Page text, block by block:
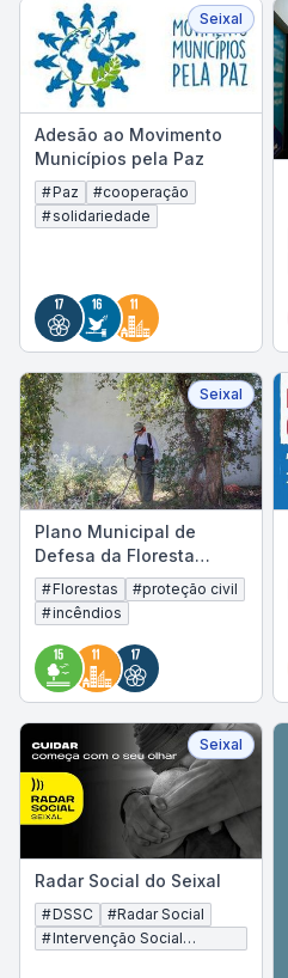
Seixal
Adesão ao Movimento
Municípios pela Paz
#Paz #cooperação
#solidariedade
Seixal
Plano Municipal de
Defesa da Floresta
contra Incêndios -
PMDFCI Seixal
#Florestas #proteção civil
#incêndios
Seixal
Radar Social do Seixal
#DSSC #Radar Social
#Intervenção Social